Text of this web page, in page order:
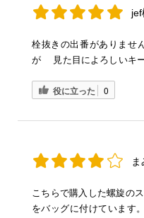
jef
栓抜きの出番がありませ
が 見た目によろしいキー
役に立った 0
こちらで購入した螺旋の
をバッグに付けています